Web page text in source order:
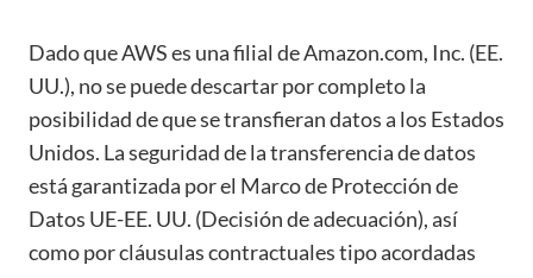
Dado que AWS es una filial de Amazon.com, Inc. (EE.
UU.), no se puede descartar por completo la
posibilidad de que se transfieran datos a los Estados
Unidos. La seguridad de la transferencia de datos
está garantizada por el Marco de Protección de
Datos UE-EE. UU. (Decisión de adecuación), así
como por cláusulas contractuales tipo acordadas